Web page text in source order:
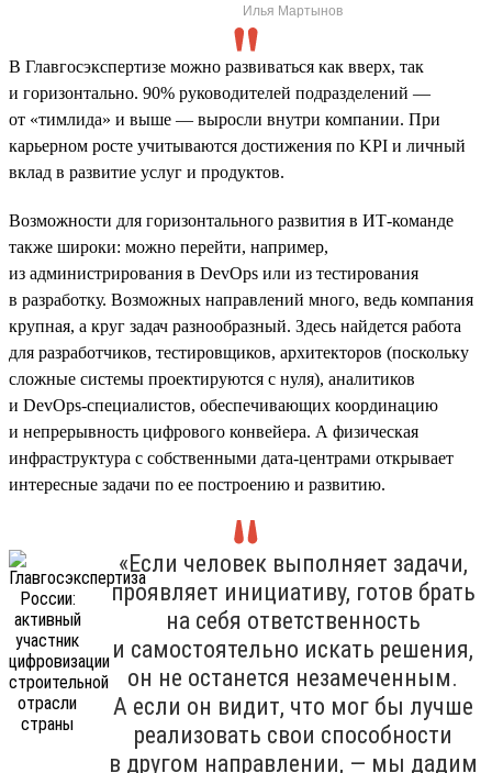
Илья Мартынов
В Главгосэкспертизе можно развиваться как вверх, так
и горизонтально. 90% руководителей подразделений —
от «тимлида» и выше — выросли внутри компании. При
карьерном росте учитываются достижения по KPI и личный
вклад в развитие услуг и продуктов.
Возможности для горизонтального развития в ИТ-команде
также широки: можно перейти, например,
из администрирования в DevOps или из тестирования
в разработку. Возможных направлений много, ведь компания
крупная, а круг задач разнообразный. Здесь найдется работа
для разработчиков, тестировщиков, архитекторов (поскольку
сложные системы проектируются с нуля), аналитиков
и DevOps-специалистов, обеспечивающих координацию
и непрерывность цифрового конвейера. А физическая
инфраструктура с собственными дата-центрами открывает
интересные задачи по ее построению и развитию.
«Если человек выполняет задачи,
проявляет инициативу, готов брать
на себя ответственность
и самостоятельно искать решения,
он не останется незамеченным.
А если он видит, что мог бы лучше
реализовать свои способности
в другом направлении, — мы дадим